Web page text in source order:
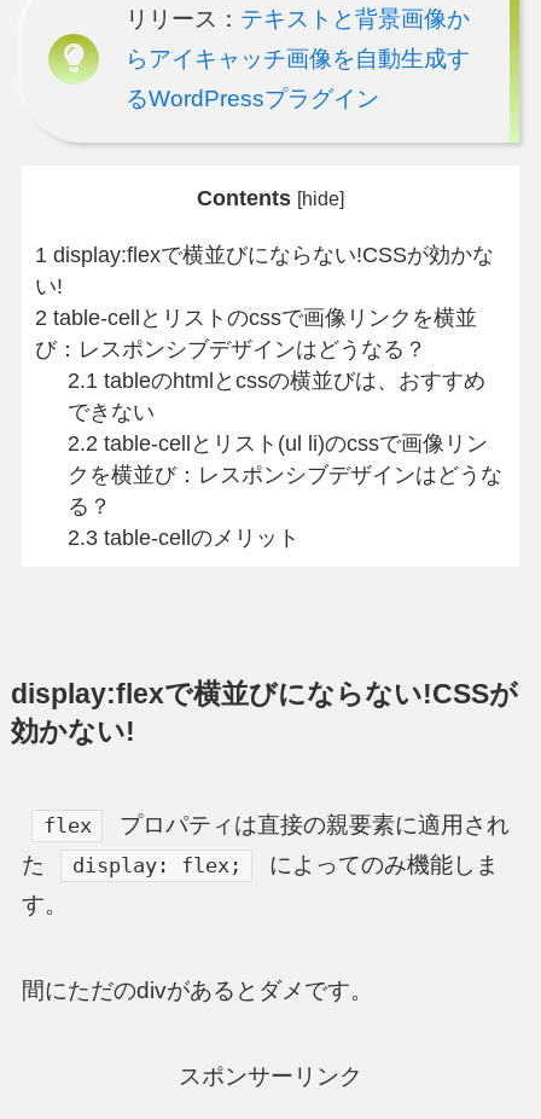
リリース： テキストと背景画像か
らアイキャッチ画像を自動生成す
るWordPressプラグイン
Contents [hide]
1 display:flexで横並びにならない!CSSが効かな
い!
2 table-cellとリストのcssで画像リンクを横並
び：レスポンシブデザインはどうなる？
2.1 tableのhtmlとcssの横並びは、おすすめ
できない
2.2 table-cellとリスト(ul li)のcssで画像リン
クを横並び：レスポンシブデザインはどうな
る？
2.3table-cellのメリット
display:flexで横並びにならない!CSSが
効かない!
flex
プロパティは直接の親要素に適用され
た
display: flex;
によってのみ機能しま
す。
間にただのdivがあるとダメです。
スポンサーリンク